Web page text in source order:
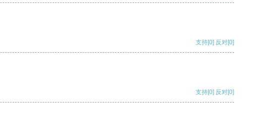
支持[0] 反对[0]
支持[0] 反对[0]